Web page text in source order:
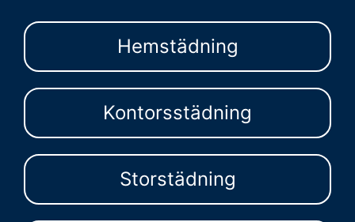
Hemstädning
Kontorsstädning
Storstädning